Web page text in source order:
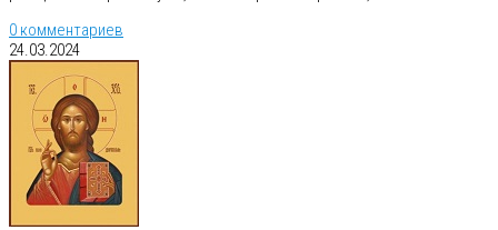
0 комментариев
24.03.2024